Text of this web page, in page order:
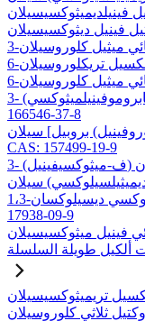
3- (بنتابروموفينيلميثوكسي) بروبيل ثنائي ميثيل كلوروسيلان CAS:
166546-37-8
[3- (2،3،4،5،6-بنتافلوروفينيل) بروبيل] سيلان
CAS: 157499-19-9
1،3-ثنائي فينيل-1،1،3،3-رباعي ميثوكسي ديسيلوكسان CAS:
17938-09-9
ألكيل طويلة السلسلة